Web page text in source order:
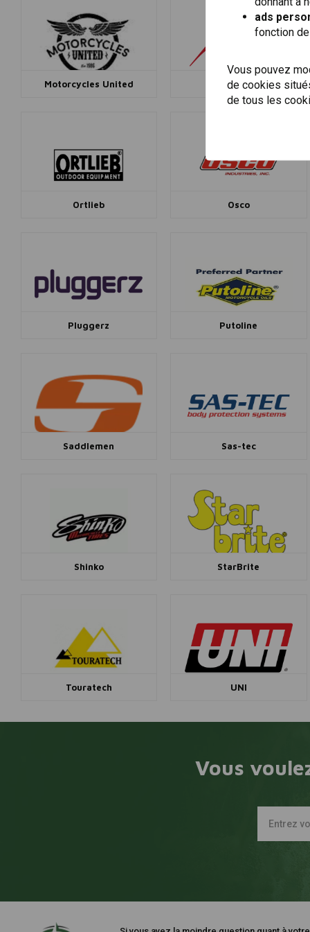
Motorcycles United MSR
Ortlieb Osco
Pluggerz Putoline
Saddlemen Sas-tec
Shinko StarBrite
Touratech UNI
Vous
ads
fonction
Vous pouvez
de cookies
de tous les